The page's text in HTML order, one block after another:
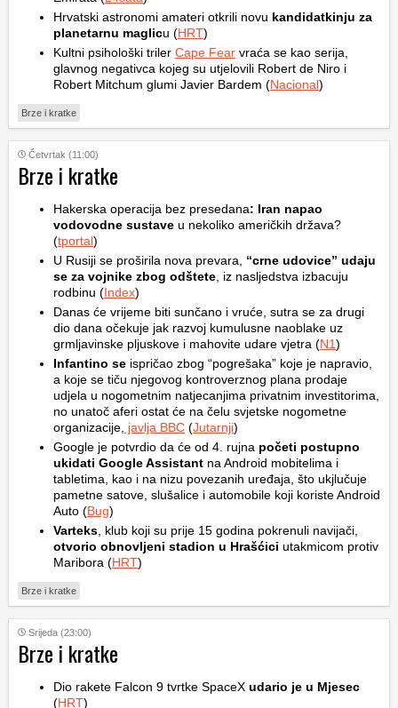
Hrvatski astronomi amateri otkrili novu kandidatkinju za
planetarnu maglicu (HRT)
Kultni psihološki triler Cape Fear vraća se kao serija,
glavnog negativca kojeg su utjelovili Robert de Niro i
Robert Mitchum glumi Javier Bardem (Nacional)
Brze i kratke
Četvrtak (11:00)
Brze i kratke
Hakerska operacija bez presedana: Iran napao
vodovodne sustave u nekoliko američkih država?
(tportal)
U Rusiji se proširila nova prevara, “crne udovice” udaju
se za vojnike zbog odštete , iz nasljedstva izbacuju
rodbinu (Index)
Danas će vrijeme biti sunčano i vruće, sutra se za drugi
dio dana očekuje jak razvoj kumulusne naoblake uz
grmljavinske pljuskove i mahovite udare vjetra (N1)
Infantino se ispričao zbog “pogrešaka” koje je napravio,
a koje se tiču njegovog kontroverznog plana prodaje
udjela u nogometnim natjecanjima privatnim investitorima,
no unatoč aferi ostat će na čelu svjetske nogometne
organizacije, javlja BBC (Jutarnji)
Google je potvrdio da će od 4. rujna početi postupno
ukidati Google Assistant na Android mobitelima i
tabletima, kao i na nizu povezanih uređaja, što ukjlučuje
pametne satove, slušalice i automobile koji koriste Android
Auto (Bug)
Varteks , klub koji su prije 15 godina pokrenuli navijači,
otvorio obnovljeni stadion u Hrašćici utakmicom protiv
Maribora (HRT)
Brze i kratke
Srijeda (23:00)
Brze i kratke
Dio rakete Falcon 9 tvrtke SpaceX udario je u Mjesec
(HRT)